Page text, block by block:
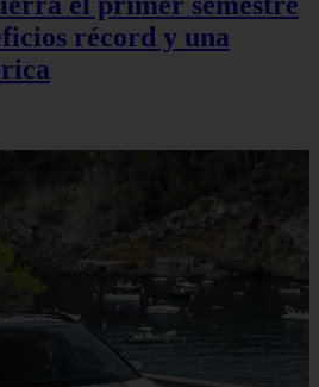
récord y una